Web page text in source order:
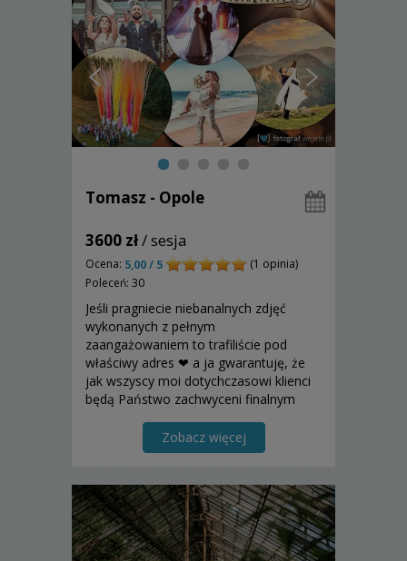
Tomasz - Opole
3600 zł/ sesja
Ocena: 5,00 / 5
(1 opinia)
Poleceń: 30
Jeśli pragniecie niebanalnych zdjęć
wykonanych z pełnym
zaangażowaniem to trafiliście pod
właściwy adres ❤ a ja gwarantuję, że
jak wszyscy moi dotychczasowi klienci
będą Państwo zachwyceni finalnym
do poczytania opinii na temat mojej
Zobacz więcej